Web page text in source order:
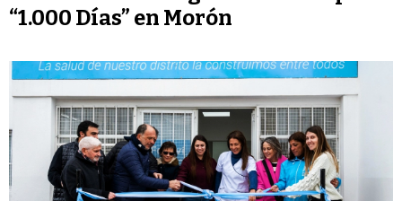
“1.000 Días” en Morón